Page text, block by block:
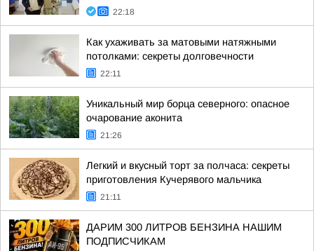
22:18
Как ухаживать за матовыми натяжными
потолками: секреты долговечности
22:11
Уникальный мир борца северного: опасное
очарование аконита
21:26
Легкий и вкусный торт за полчаса: секреты
приготовления Кучерявого мальчика
21:11
ДАРИМ 300 ЛИТРОВ БЕНЗИНА НАШИМ
ПОДПИСЧИКАМ